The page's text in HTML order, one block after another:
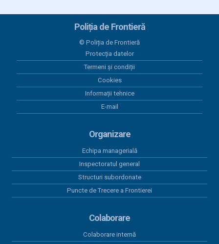
Poliția de Frontieră
© Poliția de Frontieră
Protecția datelor
Termeni și condiții
Cookies
Informații tehnice
E-mail
Organizare
Echipa managerială
Inspectoratul general
Structuri subordonate
Puncte de Trecere a Frontierei
Colaborare
Colaborare internă